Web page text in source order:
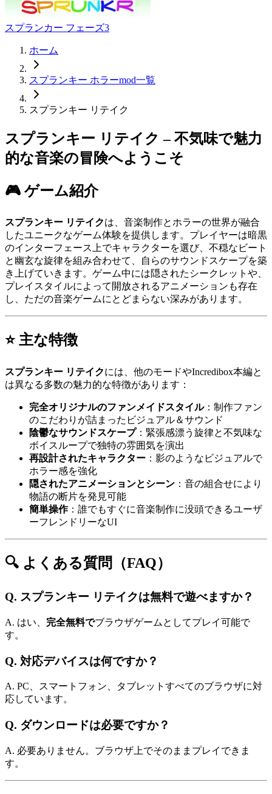
スプランカー フェーズ3
ホーム
スプランキー ホラーmod一覧
スプランキー リテイク
スプランキー リテイク – 不気味で魅力
的な音楽の冒険へようこそ
🎮 ゲーム紹介
スプランキー リテイクは、音楽制作とホラーの世界が融合
したユニークなゲーム体験を提供します。プレイヤーは暗黒
のインターフェース上でキャラクターを選び、不穏なビート
と幽玄な旋律を組み合わせて、自らのサウンドスケープを築
き上げていきます。ゲーム中には隠されたシークレットや、
プレイスタイルによって開放されるアニメーションも存在
し、ただの音楽ゲームにとどまらない深みがあります。
⭐ 主な特徴
スプランキー リテイクには、他のモードやIncredibox本編と
は異なる多数の魅力的な特徴があります：
完全オリジナルのファンメイドスタイル：制作ファン
のこだわりが詰まったビジュアル＆サウンド
陰鬱なサウンドスケープ：緊張感漂う旋律と不気味な
ボイスループで独特の雰囲気を演出
再設計されたキャラクター ：影のようなビジュアルで
ホラー感を強化
隠されたアニメーションとシーン ：音の組合せにより
物語の断片を発見可能
簡単操作：誰でもすぐに音楽制作に没頭できるユーザ
ーフレンドリーなUI
🔍 よくある質問（FAQ）
Q. スプランキー リテイクは無料で遊べますか？
A. はい、 完全無料でブラウザゲームとしてプレイ可能で
す。
Q. 対応デバイスは何ですか？
A. PC、スマートフォン、タブレットすべてのブラウザに対
応しています。
Q. ダウンロードは必要ですか？
A. 必要ありません。ブラウザ上でそのままプレイできま
す。